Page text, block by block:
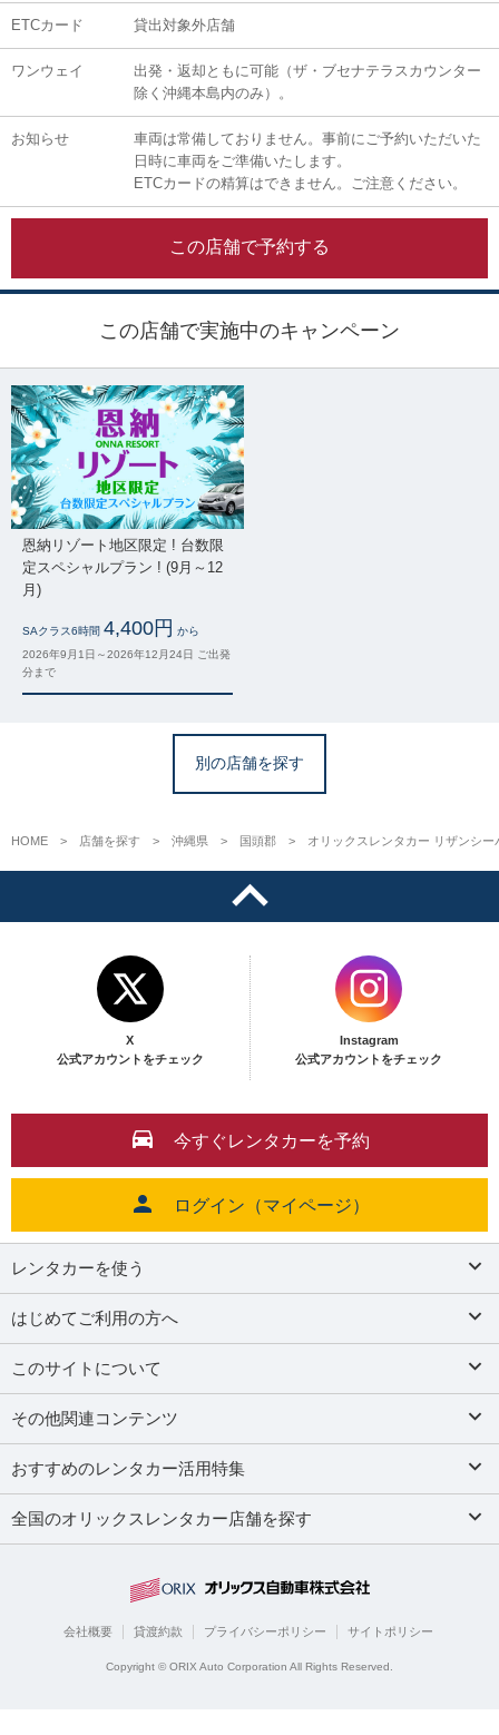
ETCカード 貸出対象外店舗
ワンウェイ
出発・返却ともに可能（ザ・ブセナテラスカウンター
除く沖縄本島内のみ）。
お知らせ
車両は常備しておりません。事前にご予約いただいた
日時に車両をご準備いたします。
ETCカードの精算はできません。ご注意ください。
この店舗で予約する
この店舗で実施中のキャンペーン
恩納リゾート地区限定 ! 台数限
定スペシャルプラン ! (9月～12
月)
SAクラス6時間 4,400円 から
2026年9月1日～2026年12月24日 ご出発
分まで
別の店舗を探す
HOME 店舗を探す 沖縄県 国頭郡 オリックスレンタカー リザンシ
X
公式アカウントをチェック
Instagram
公式アカウントをチェック
今すぐレンタカーを予約
ログイン（マイページ）
レンタカーを使う
はじめてご利用の方へ
このサイトについて
その他関連コンテンツ
おすすめのレンタカー活用特集
全国のオリックスレンタカー店舗を探す
会社概要 貸渡約款 プライバシーポリシー サイトポリシー
Copyright © ORIX Auto Corporation All Rights Reserved.